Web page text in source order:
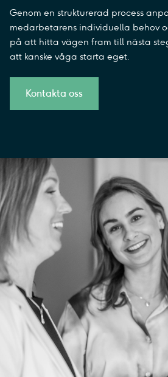
Inspiration & event
Genom en strukturerad process
medarbetarens individuella behov
på att hitta vägen fram till nästa
att kanske våga starta eget.
Kontakta oss